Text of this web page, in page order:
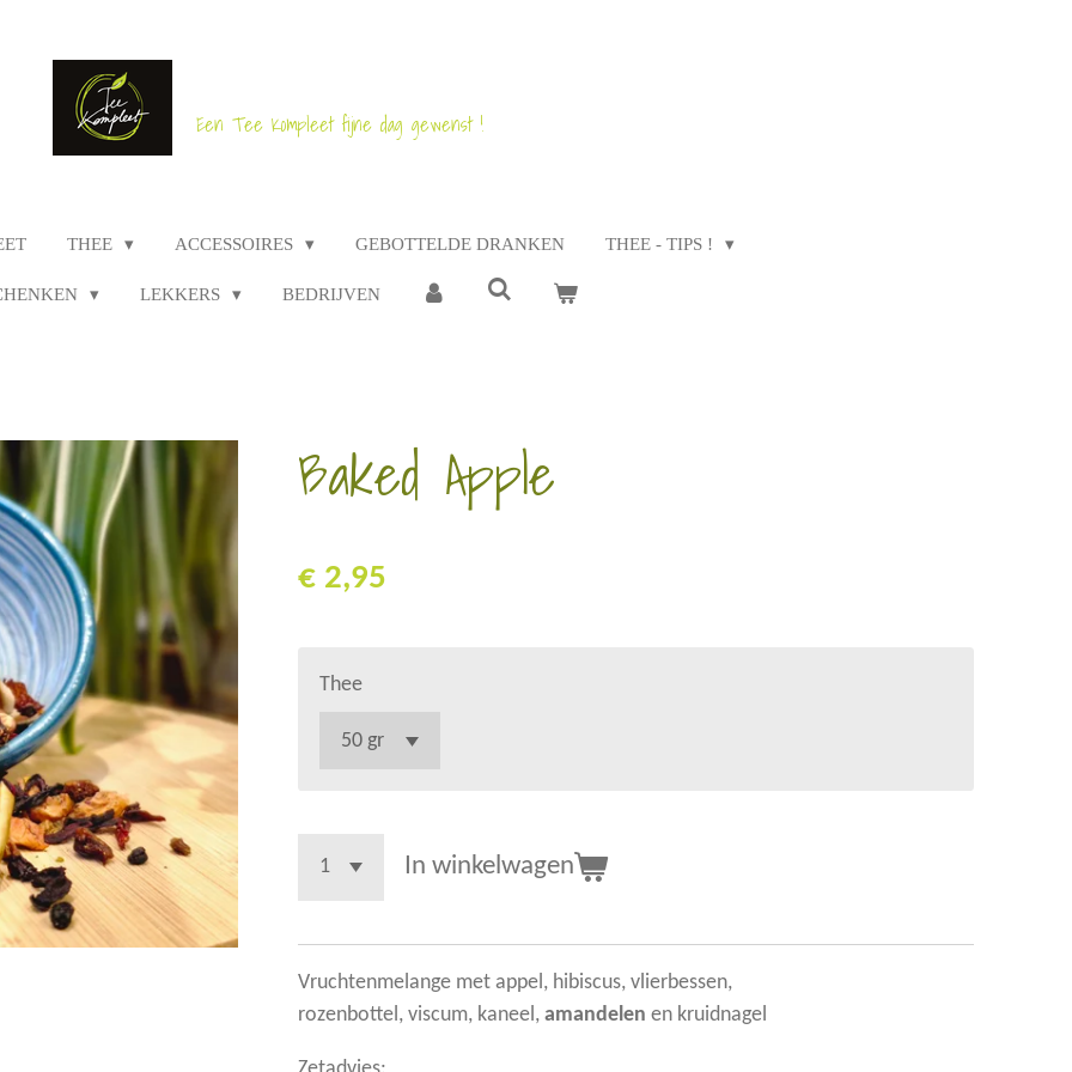
Een Tee Kompleet fijne dag gewenst !
THEE ACCESSOIRES GEBOTTELDE DRANKEN THEE - TIPS !
LEKKERS BEDRIJVEN
Baked Apple
€ 2,95
Thee
In winkelwagen
Vruchtenmelange met appel, hibiscus, vlierbessen,
rozenbottel, viscum, kaneel, amandelen en kruidnagel